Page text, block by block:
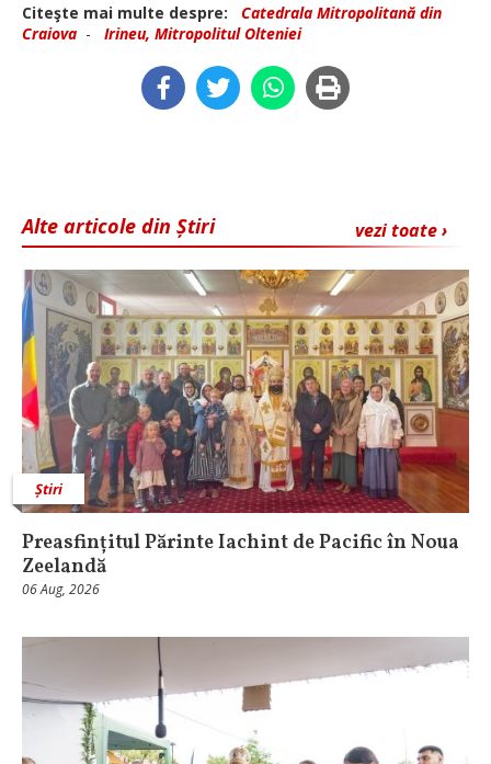
Citeşte mai multe despre:
Catedrala Mitropolitană din
Craiova - Irineu, Mitropolitul Olteniei
vezi toate ›
Alte articole din Știri
Știri
Preasfințitul Părinte Iachint de Pacific în Noua
Zeelandă
06 Aug, 2026